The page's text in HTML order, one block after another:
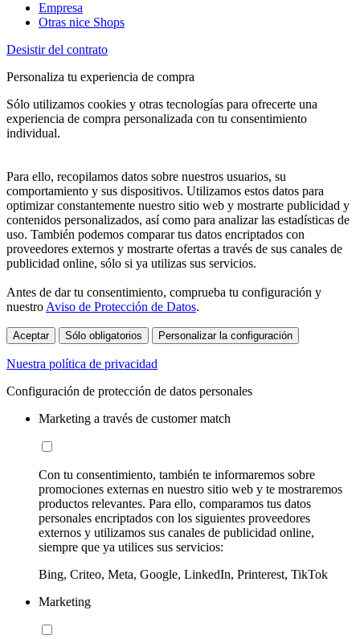
Empresa
Otras nice Shops
Desistir del contrato
Personaliza tu experiencia de compra
Sólo utilizamos cookies y otras tecnologías para ofrecerte una
experiencia de compra personalizada con tu consentimiento
individual.
Para ello, recopilamos datos sobre nuestros usuarios, su
comportamiento y sus dispositivos. Utilizamos estos datos para
optimizar constantemente nuestro sitio web y mostrarte publicidad y
contenidos personalizados, así como para analizar las estadísticas de
uso. También podemos comparar tus datos encriptados con
proveedores externos y mostrarte ofertas a través de sus canales de
publicidad online, sólo si ya utilizas sus servicios.
Antes de dar tu consentimiento, comprueba tu configuración y
nuestro Aviso de Protección de Datos.
Aceptar Sólo obligatorios Personalizar la configuración
Nuestra política de privacidad
Configuración de protección de datos personales
Marketing a través de customer match
Con tu consentimiento, también te informaremos sobre
promociones externas en nuestro sitio web y te mostraremos
productos relevantes. Para ello, comparamos tus datos
personales encriptados con los siguientes proveedores
externos y utilizamos sus canales de publicidad online,
siempre que ya utilices sus servicios:
Bing, Criteo, Meta, Google, LinkedIn, Printerest, TikTok
Marketing